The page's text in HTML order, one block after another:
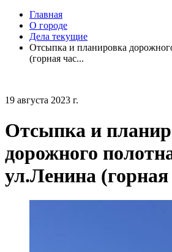
Главная
О городе
Дела текущие
Отсыпка и планировка
(горная час...
19 августа 2023 г.
Отсыпка и
дорожного
ул.Ленина (горная